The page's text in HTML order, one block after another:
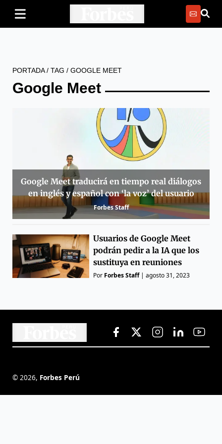
PORTADA/ TAG / GOOGLE MEET
Google Meet
Google Meet traducirá en tiempo real diálogos
en inglés y español con ‘la voz’ del usuario
Forbes Staff
Usuarios de Google Meet
podrán pedir a la IA que los
sustituya en reuniones
Por Forbes Staff|agosto 31, 2023
© 2026, Forbes Perú